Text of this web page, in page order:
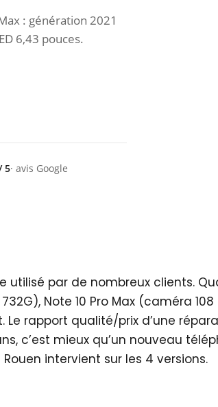
: génération 2021
6,43 pouces.
5· avis Google
utilisé par de nombreux clients.
Note 10 Pro Max (caméra
rapport qualité/prix d’une
c’est mieux qu’un nouveau
Rouen intervient sur les 4 versions.